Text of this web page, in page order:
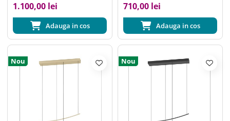
1.100,00 lei
Adauga in cos
710,00 lei
Adauga in cos
Nou Nou